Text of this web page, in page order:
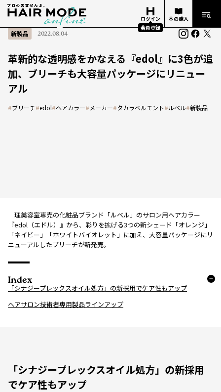
ログイン
会員登録
本の購入
新製品 2022.08.04
革新的な透明感をかなえる『edol』に3色が追
加、ブリーチも大容量パッケージにリニュー
アル
#ブリーチ#edol#ヘアカラー# メーカー#タカラベルモント#ルベル#新製品
理美容室専売の化粧品ブランド「ルベル」のサロン用ヘアカラー
『edol（エドル）』から、彩りを拡げる3つの新シェード「オレンジ」
「ネイビー」「ホワイトバイオレット」に加え、大容量パッケージにリ
ニューアルしたブリーチが新発売。
Index
「シナジープレックスオイル処方」の新採用でケア性もアップ
ヘアサロン技術者専用製品ラインアップ
「シナジープレックスオイル処方」の新採用
でケア性もアップ